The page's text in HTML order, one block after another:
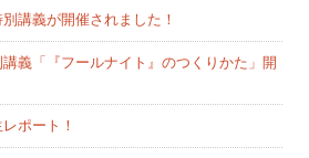
講義が開催されました！
義「『フールナイト』のつくりかた」開
ポート！